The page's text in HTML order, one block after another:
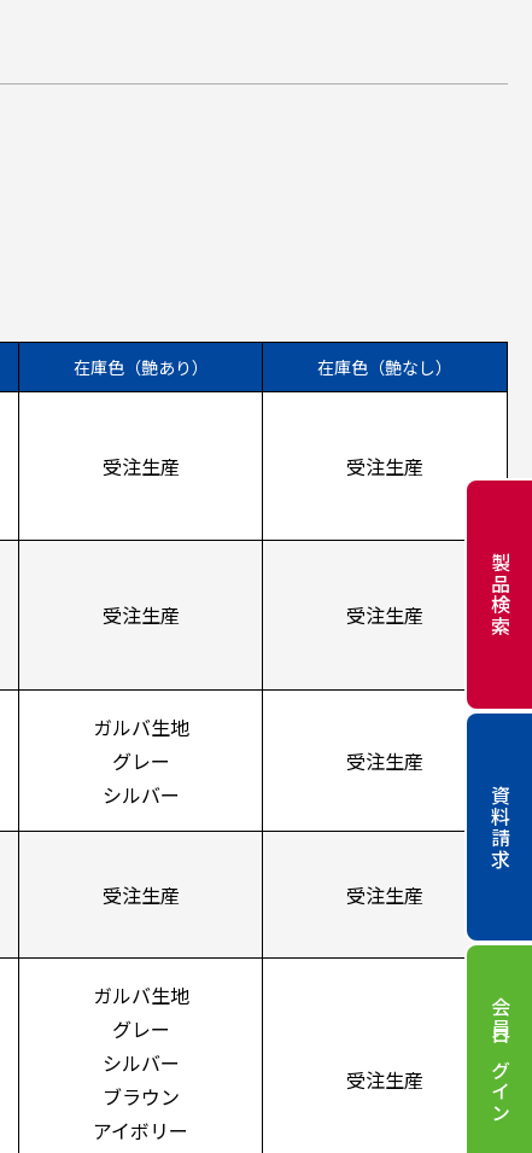
製品検索
資料請求
会員ログイン
在庫色（艶あり） 在庫色（艶なし）
受注生産 受注生産
受注生産 受注生産
ガルバ生地
グレー
シルバー
受注生産
受注生産 受注生産
ガルバ生地
グレー
シルバー
ブラウン
アイボリー
受注生産